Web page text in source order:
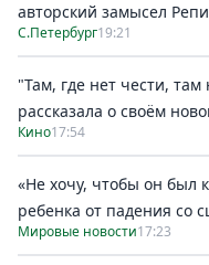
авторский замысел
С.Петербург19:21
"Там, где нет чести,
рассказала о своём
Кино17:54
«Не хочу, чтобы он был
ребенка от падения со
Мировые новости17:23